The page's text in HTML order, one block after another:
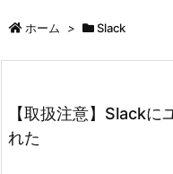
ホーム > Slack
【取扱注意】Slackに
れた